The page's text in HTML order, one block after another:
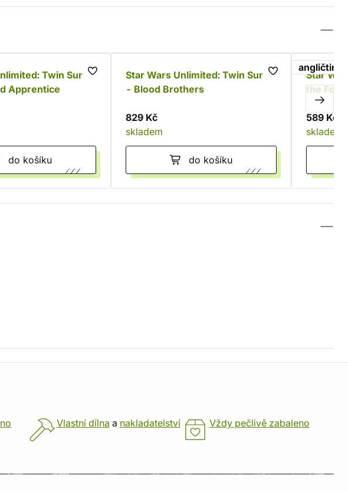
Twin Suns
Apprentice
do košíku
Star Wars Unlimited: Twin Suns
- Blood Brothers
829 Kč
skladem
do košíku
angličtina
Star
the
589 Kč
skladem
Vlastní dílna a nakladatelství Vždy pečlivě zabaleno